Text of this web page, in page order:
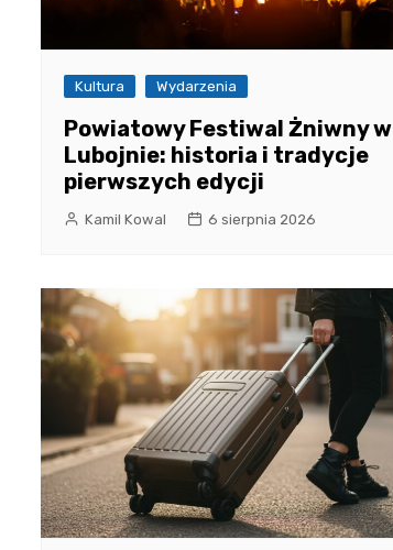
Kultura Wydarzenia
Powiatowy Festiwal Żniwny w
Lubojnie: historia i tradycje
pierwszych edycji
Kamil Kowal 6 sierpnia 2026